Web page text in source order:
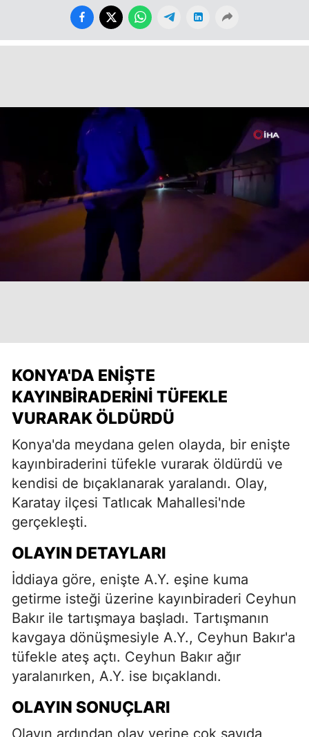
KONYA'DA ENIŞTE
KAYINBIRADERINI TÜFEKLE
VURARAK ÖLDÜRDÜ
Konya'da meydana gelen olayda, bir enişte
kayınbiraderini tüfekle vurarak öldürdü ve
kendisi de bıçaklanarak yaralandı. Olay,
Karatay ilçesi Tatlıcak Mahallesi'nde
gerçekleşti.
OLAYIN DETAYLARI
İddiaya göre, enişte A.Y. eşine kuma
getirme isteği üzerine kayınbiraderi Ceyhun
Bakır ile tartışmaya başladı. Tartışmanın
kavgaya dönüşmesiyle A.Y., Ceyhun Bakır'a
tüfekle ateş açtı. Ceyhun Bakır ağır
yaralanırken, A.Y. ise bıçaklandı.
OLAYIN SONUÇLARI
Olayın ardından olay yerine çok sayıda